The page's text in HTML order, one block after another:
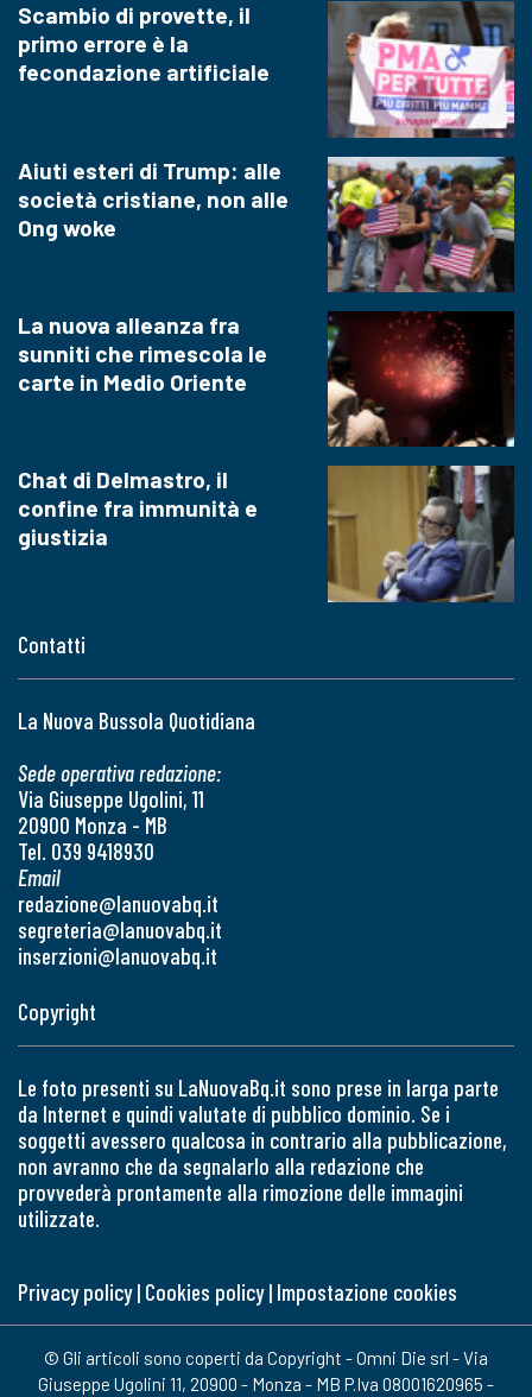
Contatti
La Nuova Bussola Quotidiana
Sede operativa redazione:
Via Giuseppe Ugolini, 11
20900 Monza - MB
Tel. 039 9418930
Email
redazione@lanuovabq.it
segreteria@lanuovabq.it
inserzioni@lanuovabq.it
Scambio di provette, il
primo errore è la
fecondazione artificiale
Aiuti esteri di Trump: alle
società cristiane, non alle
Ong woke
La nuova alleanza fra
sunniti che rimescola le
carte in Medio Oriente
Chat di Delmastro, il
confine fra immunità e
giustizia
Copyright
Le foto presenti su LaNuovaBq.it sono prese in larga parte
da Internet e quindi valutate di pubblico dominio. Se i
soggetti avessero qualcosa in contrario alla pubblicazione,
non avranno che da segnalarlo alla redazione che
provvederà prontamente alla rimozione delle immagini
utilizzate.
Privacy policy| Cookies policy| Impostazione cookies
© Gli articoli sono coperti da Copyright - Omni Die srl - Via
Giuseppe Ugolini 11, 20900 - Monza - MB P.Iva 08001620965 -